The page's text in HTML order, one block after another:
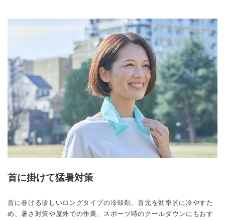
首に掛けて猛暑対策
首に巻ける珍しいロングタイプの冷却剤。首元を効率的に冷やすた
め、暑さ対策や屋外での作業、スポーツ時のクールダウンにもおす